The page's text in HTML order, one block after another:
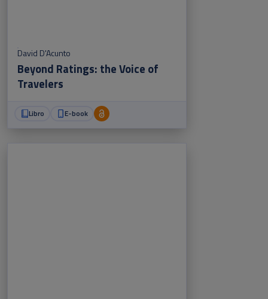
David D'Acunto
Beyond Ratings: the Voice of
Travelers
Libro E-book